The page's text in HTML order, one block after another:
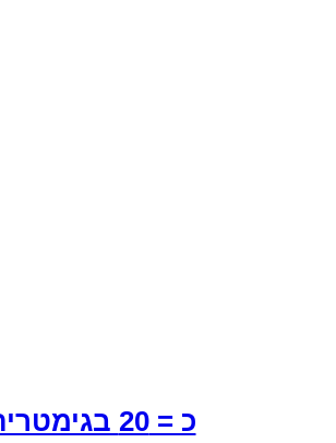
כ = 20 בגימטריה